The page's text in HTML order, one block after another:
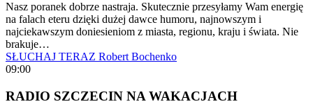
Nasz poranek dobrze nastraja. Skutecznie przesyłamy Wam energię
na falach eteru dzięki dużej dawce humoru, najnowszym i
najciekawszym doniesieniom z miasta, regionu, kraju i świata. Nie
brakuje…
SŁUCHAJ TERAZ Robert Bochenko
09:00
RADIO SZCZECIN NA WAKACJACH